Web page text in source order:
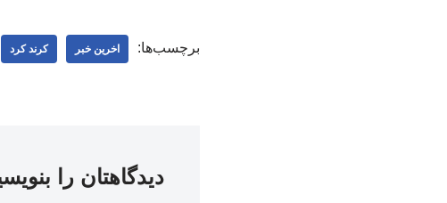
برچسب‌ها: اخرین خبر کرند کرد
دیدگاهتان را